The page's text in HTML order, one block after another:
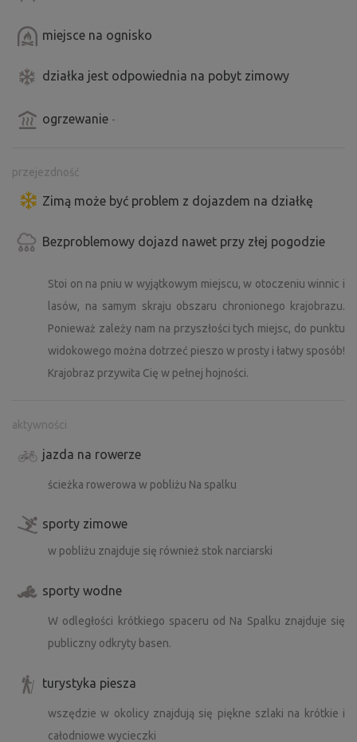
miejsce na ognisko
działka jest odpowiednia na pobyt zimowy
ogrzewanie -
przejezdność
Zimą może być problem z dojazdem na działkę
Bezproblemowy dojazd nawet przy złej pogodzie
Stoi on na pniu w wyjątkowym miejscu, w otoczeniu winnic i
lasów, na samym skraju obszaru chronionego krajobrazu.
Ponieważ zależy nam na przyszłości tych miejsc, do punktu
widokowego można dotrzeć pieszo w prosty i łatwy sposób!
Krajobraz przywita Cię w pełnej hojności.
aktywności
jazda na rowerze
ścieżka rowerowa w pobliżu Na spalku
sporty zimowe
w pobliżu znajduje się również stok narciarski
sporty wodne
W odległości krótkiego spaceru od Na Spalku znajduje się
publiczny odkryty basen.
turystyka piesza
wszędzie w okolicy znajdują się piękne szlaki na krótkie i
całodniowe wycieczki